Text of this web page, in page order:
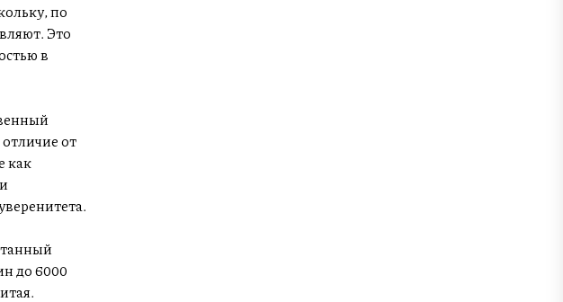
по
Это
в
от
как
до 6000